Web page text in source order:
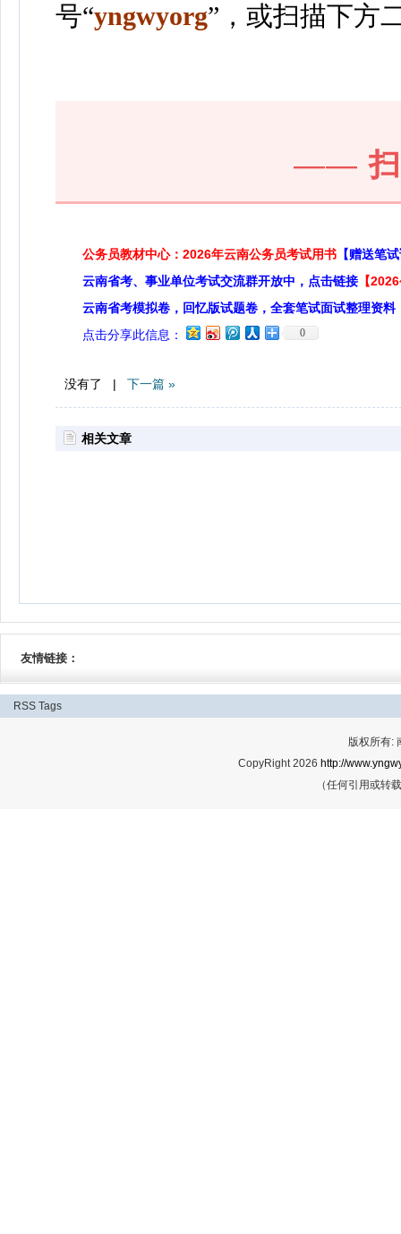
号“yngwyorg” ，或扫描下方
——
公务员教材中心：2026年云南公务员考试用书 【赠送笔
云南省考、事业单位考试交流群开放中，点击链接 【
云南省考模拟卷，回忆版试题卷，全套笔试面试整理资料
点击分享此信息：
0
没有了 | 下一篇 »
相关文章
友情链接：
RSS Tags
版权所有:
CopyRight 2026 http://
（任何引用或转